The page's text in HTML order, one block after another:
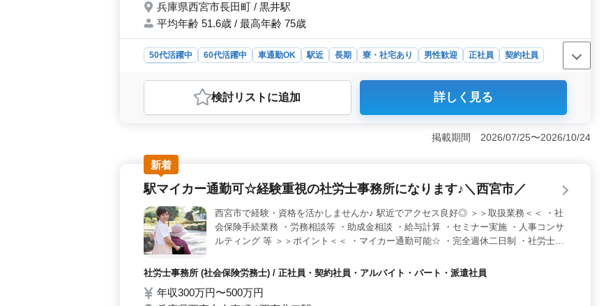
兵庫県西宮市長田町 / 黒井駅
平均年齢 51.6歳 / 最高年齢 75歳
50代活躍中 60代活躍中 車通勤OK 駅近 長期 寮・社宅あり 男性歓迎 正社員
契約社員
おすすめポイント
＜安定した給与と福利厚生＞ 年収450万円から700万円という高水準の給与を提供いたしま
幅広い年齢層が活躍可能です。ベテランも多数在籍し、経験を活かせる環境が整っていま
期休暇もしっかり取得できます。
検討リスト に追加 詳しく見る
掲載期間 2026/07/25〜2026/10/24
新着
駅マイカー通勤可☆経験重視の社労士事務所になります♪＼西宮市／
西宮市で経験・資格を活かしませんか♪ 駅近でアクセス良好◎ ＞＞取扱業務＜＜ ・社
会保険手続業務 ・労務相談等 ・助成金相談 ・給与計算 ・セミナー実施 ・人事コンサ
ルティング 等 ＞＞ポイント＜＜ ・マイカー通勤可能☆ ・完全週休二日制 ・社労士資
す＾＾
社労士事務所 (社会保険労務士) / 正社員・契約社員・アルバイト・パート・派遣社員
年収300万円〜500万円